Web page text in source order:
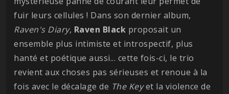
fuir leurs cellules ! Dans son dernier album,
Raven's Diary, Raven Black proposait un
ensemble plus intimiste et introspectif, plus
hanté et poétique aussi... cette fois-ci, le trio
revient aux choses pas sérieuses et renoue à la
fois avec le décalage de The Keyet la violence de